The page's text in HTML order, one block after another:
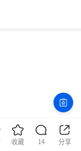
收藏 14 分享